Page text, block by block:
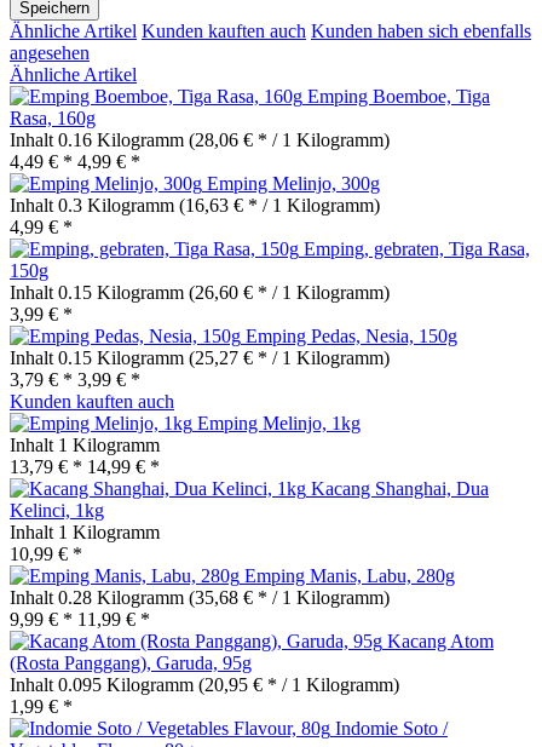
Speichern
Ähnliche Artikel Kunden kauften auch Kunden haben sich ebenfalls
angesehen
Ähnliche Artikel
Emping Boemboe, Tiga
Rasa, 160g
Inhalt 0.16 Kilogramm (28,06 € * / 1 Kilogramm)
4,49 € * 4,99 € *
Emping Melinjo, 300g
Inhalt 0.3 Kilogramm (16,63 € * / 1 Kilogramm)
4,99 € *
Emping, gebraten, Tiga Rasa,
150g
Inhalt 0.15 Kilogramm (26,60 € * / 1 Kilogramm)
3,99 € *
Emping Pedas, Nesia, 150g
Inhalt 0.15 Kilogramm (25,27 € * / 1 Kilogramm)
3,79 € * 3,99 € *
Kunden kauften auch
Emping Melinjo, 1kg
Inhalt 1 Kilogramm
13,79 € * 14,99 € *
Kacang Shanghai, Dua
Kelinci, 1kg
Inhalt 1 Kilogramm
10,99 € *
Emping Manis, Labu, 280g
Inhalt 0.28 Kilogramm (35,68 € * / 1 Kilogramm)
9,99 € * 11,99 € *
Kacang Atom
(Rosta Panggang), Garuda, 95g
Inhalt 0.095 Kilogramm (20,95 € * / 1 Kilogramm)
1,99 € *
Indomie Soto /